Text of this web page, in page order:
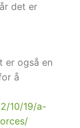
det er
er også en
å
10/19/a-